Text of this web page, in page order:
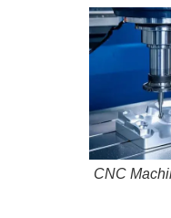
CNC